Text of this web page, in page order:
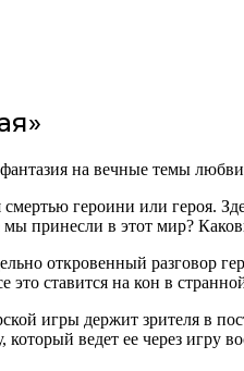
фантазия на вечные темы
героини или героя.
мы принесли в этот мир?
откровенный разговор
ставится на кон в
игры держит зрителя в
который ведет ее через игру